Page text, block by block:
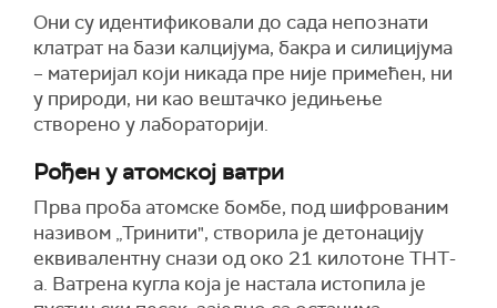
Они су идентификовали до сада непознати
клатрат на бази калцијума, бакра и силицијума
– материјал који никада пре није примећен, ни
у природи, ни као вештачко једињење
створено у лабораторији.
Рођен у атомској ватри
Прва проба атомске бомбе, под шифрованим
називом „Тринити", створила је детонацију
еквивалентну снази од око 21 килотоне ТНТ-
а. Ватрена кугла која је настала истопила је